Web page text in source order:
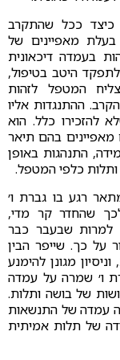
כיצד ככל שהתקרב
בעלת מאפיינים של
בעמדה דיכאונית
היטב בטיפול,
המטפל לזהות
ההתנגדות אליו
להזכירו כלל. הוא
מאפיינים בהם תיאר
התנהגות באופן
ותלות כלפי המטפל.
רגע בו גברת ו׳
שהחדר קר מדי,
למרות שבעבר כבר
על כך. שייפר הבין
מגונן להימנע
ו׳ שמרה על עמדה
של בושה ותלות.
עמדה של התנשאות
של תלות אמיתית